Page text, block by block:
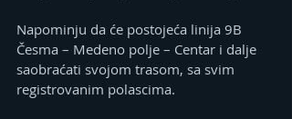
Napominju da će postojeća linija 9B
Česma – Medeno polje – Centar i dalje
saobraćati svojom trasom, sa svim
registrovanim polascima.